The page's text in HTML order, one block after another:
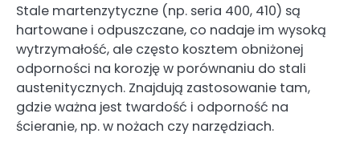
Stale martenzytyczne (np. seria 400, 410) są
hartowane i odpuszczane, co nadaje im wysoką
wytrzymałość, ale często kosztem obniżonej
odporności na korozję w porównaniu do stali
austenitycznych. Znajdują zastosowanie tam,
gdzie ważna jest twardość i odporność na
ścieranie, np. w nożach czy narzędziach.